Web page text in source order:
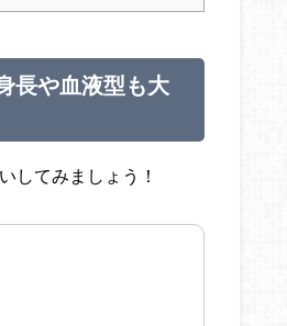
長や血液型も大
してみましょう！